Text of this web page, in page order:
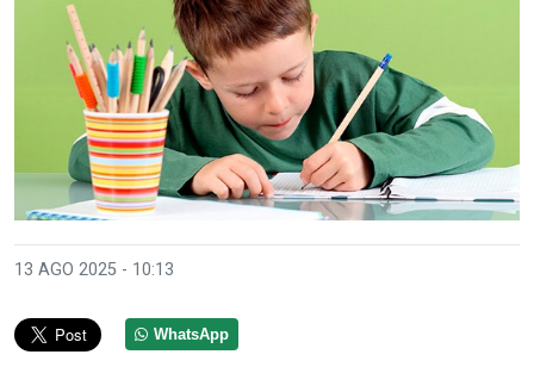
13 AGO 2025 - 10:13
WhatsApp